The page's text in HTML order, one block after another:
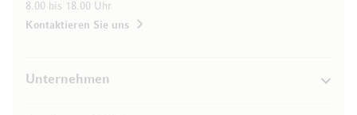
8.00 bis 18.00 Uhr
Kontaktieren Sie uns
Unternehmen